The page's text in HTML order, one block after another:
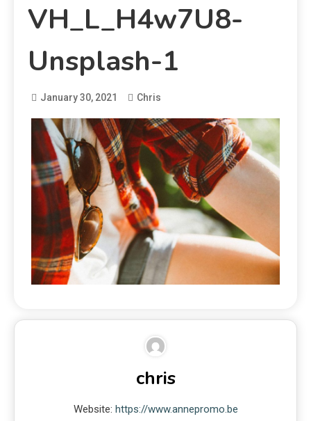
VH_L_H4w7U8-
Unsplash-1
January 30, 2021 Chris
chris
Website: https://www.annepromo.be